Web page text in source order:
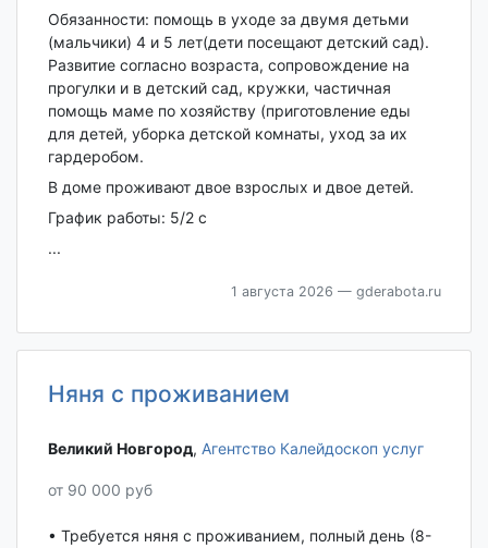
Обязанности: помощь в уходе за двумя детьми
(мальчики) 4 и 5 лет(дети посещают детский сад).
Развитие согласно возраста, сопровождение на
прогулки и в детский сад, кружки, частичная
помощь маме по хозяйству (приготовление еды
для детей, уборка детской комнаты, уход за их
гардеробом.
В доме проживают двое взрослых и двое детей.
График работы: 5/2 с
...
1 августа 2026 — gderabota.ru
Няня с проживанием
Великий Новгород‎, Агентство Калейдоскоп услуг
от 90 000 руб
• Требуется няня с проживанием, полный день (8-